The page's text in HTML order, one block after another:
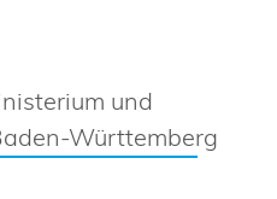
und
Württemberg